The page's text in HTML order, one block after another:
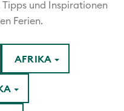
Tipps und Inspirationen
Ferien.
AFRIKA